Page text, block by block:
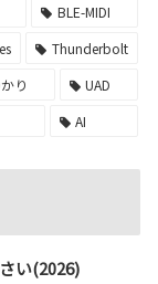
BLE-MIDI
Thunderbolt
り
UAD
AI
い(2026)